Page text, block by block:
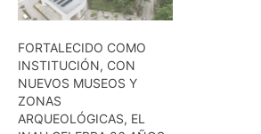
FORTALECIDO COMO
INSTITUCIÓN, CON
NUEVOS MUSEOS Y
ZONAS
ARQUEOLÓGICAS, EL